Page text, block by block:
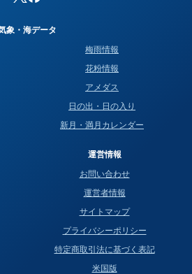
象・海データ
梅雨情報
花粉情報
アメダス
日の出・日の入り
新月・満月カレンダー
運営情報
お問い合わせ
運営者情報
サイトマップ
プライバシーポリシー
特定商取引法に基づく表記
米国版